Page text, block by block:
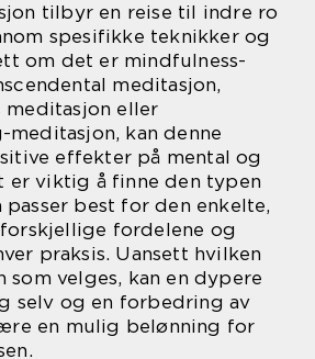
tilbyr en reise til indre ro
spesifikke teknikker og
om det er mindfulness-
meditasjon,
meditasjon eller
meditasjon, kan denne
effekter på mental og
er viktig å finne den typen
passer best for den enkelte,
fordelene og
praksis. Uansett hvilken
som velges, kan en dypere
selv og en forbedring av
en mulig belønning for